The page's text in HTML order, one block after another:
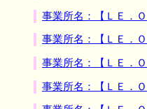
事業所名：【ＬＥ．
事業所名：【ＬＥ．
事業所名：【ＬＥ．
事業所名：【ＬＥ．